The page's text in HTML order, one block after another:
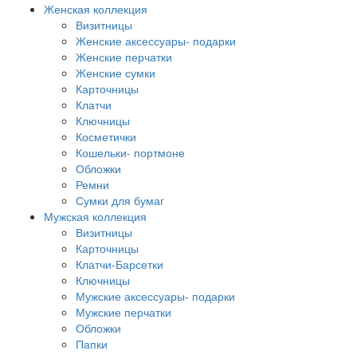
Женская коллекция
Визитницы
Женские аксессуары- подарки
Женские перчатки
Женские сумки
Карточницы
Клатчи
Ключницы
Косметички
Кошельки- портмоне
Обложки
Ремни
Сумки для бумаг
Мужская коллекция
Визитницы
Карточницы
Клатчи-Барсетки
Ключницы
Мужские аксессуары- подарки
Мужские перчатки
Обложки
Папки